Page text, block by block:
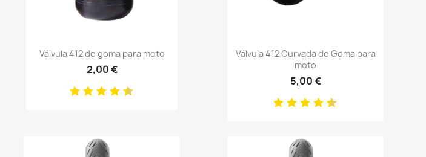
Anteprima
Válvula 412 de goma para moto
2,00 €
Anteprima
Válvula 412 Curvada de Goma para
moto
5,00 €